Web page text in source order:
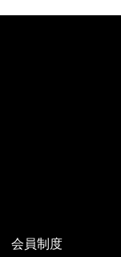
会員制度